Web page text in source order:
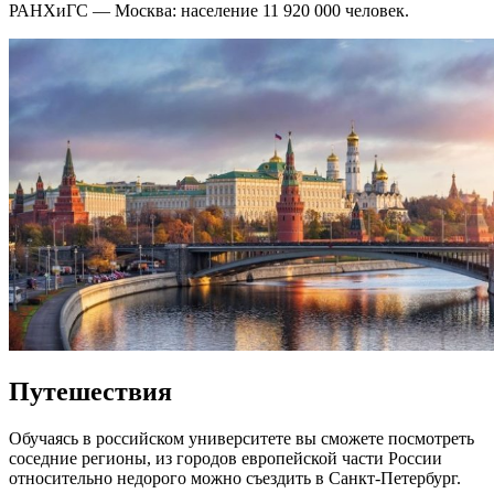
РАНХиГС — Москва: население 11 920 000 человек.
Путешествия
Обучаясь в российском университете вы сможете посмотреть
соседние регионы, из городов европейской части России
относительно недорого можно съездить в Санкт-Петербург.